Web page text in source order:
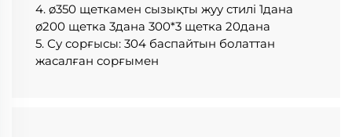
4. ø350 щеткамен сызықты жуу стилі 1дана
ø200 щетка 3дана 300*3 щетка 20дана
5. Су сорғысы: 304 баспайтын болаттан
жасалған сорғымен